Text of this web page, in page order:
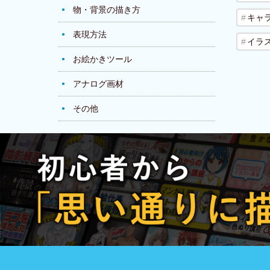
物・背景の描き方
表現方法
お絵かきツール
アナログ画材
その他
キャ
イラ